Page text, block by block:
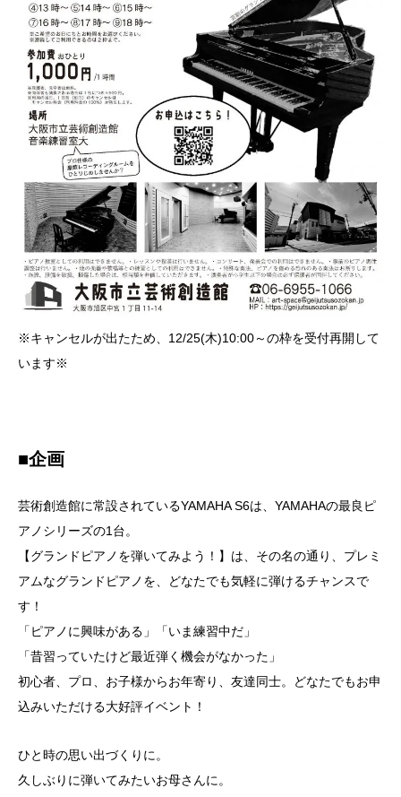
※キャンセルが出たため、12/25(木)10:00～の枠を受付再開して
います※
■企画
芸術創造館に常設されているYAMAHA S6は、YAMAHAの最良ピ
アノシリーズの1台。
【グランドピアノを弾いてみよう！】は、その名の通り、プレミ
アムなグランドピアノを、どなたでも気軽に弾けるチャンスで
す！
「ピアノに興味がある」「いま練習中だ」
「昔習っていたけど最近弾く機会がなかった」
初心者、プロ、お子様からお年寄り、友達同士。どなたでもお申
込みいただける大好評イベント！
ひと時の思い出づくりに。
久しぶりに弾いてみたいお母さんに。